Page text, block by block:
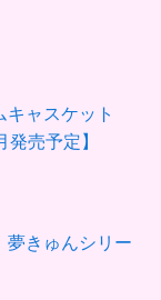
キャスケット
売予定】
きゅんシリー